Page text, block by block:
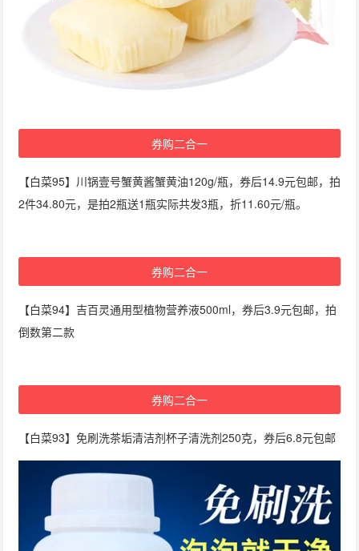
券购二合一
【白菜95】川锅壹号蟹黄酱蟹黄油120g/瓶，券后14.9元包邮，拍
2件34.80元，是拍2瓶送1瓶实际共发3瓶，折11.60元/瓶。
券购二合一
【白菜94】吉百灵通用型植物营养液500ml，券后3.9元包邮，拍
倒数第二款
券购二合一
【白菜93】免刷洗茶垢清洁剂杯子清洗剂250克，券后6.8元包邮